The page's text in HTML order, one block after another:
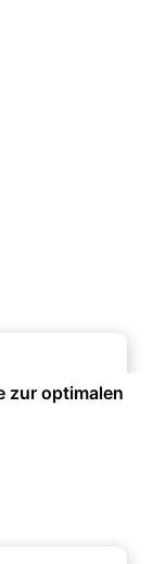
zur optimalen